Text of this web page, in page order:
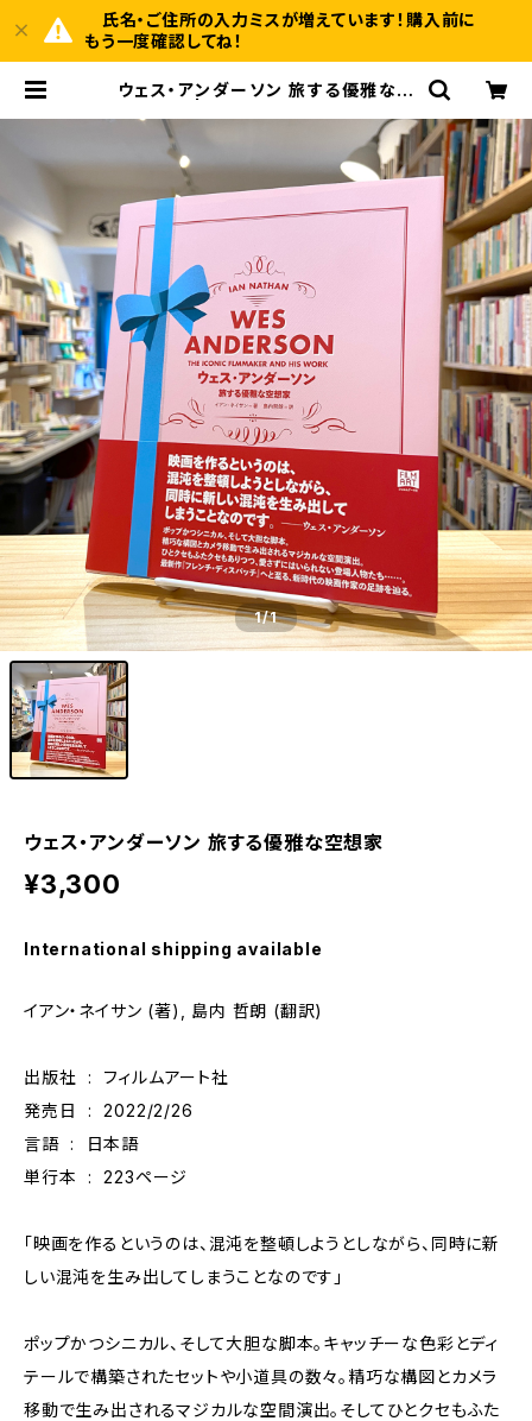
氏名・ご住所の入力ミスが増えています！購入前に
もう一度確認してね！
ウェス・アンダーソン 旅する優雅な空
1/1
ウェス・アンダーソン 旅する優雅な空想家
¥3,300
International shipping available
イアン・ネイサン (著), 島内 哲朗 (翻訳)
出版社 ‏ : ‎ フィルムアート社
発売日 ‏ : ‎ 2022/2/26
言語 ‏ : ‎ 日本語
単行本 ‏ : ‎ 223ページ
「映画を作るというのは、混沌を整頓しようとしながら、同時に新
しい混沌を生み出してしまうことなのです」
ポップかつシニカル、そして大胆な脚本。キャッチーな色彩とディ
テールで構築されたセットや小道具の数々。精巧な構図とカメラ
移動で生み出されるマジカルな空間演出。そしてひとクセもふた